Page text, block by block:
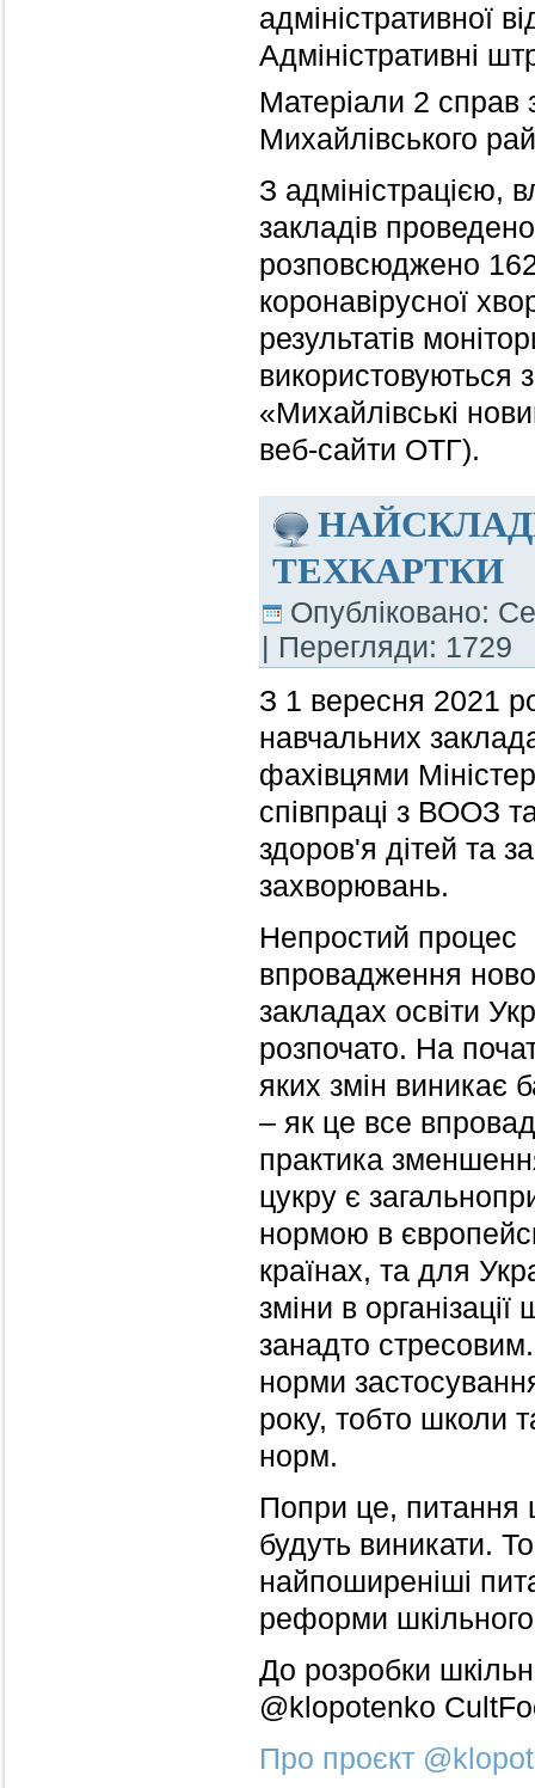
адміністративної
Адміністративні
Матеріали 2 справ
Михайлівського
З адміністрацією,
закладів
розповсюджено
коронавірусної
результатів
використовуються
«Михайлівські
веб-сайти ОТГ).
ТЕХКАРТКИ
Опубліковано:
| Перегляди: 1729
З 1 вересня 2021
навчальних
фахівцями
співпраці з ВООЗ
здоров'я дітей та
захворювань.
Непростий процес
впровадження
закладах освіти
розпочато. На
яких змін виникає
– як це все
практика
цукру є
нормою в
країнах, та для
зміни в
занадто
норми
року, тобто школи
норм.
Попри це, питання
будуть виникати.
найпоширеніші
реформи
До розробки
@klopotenko
Про проєкт